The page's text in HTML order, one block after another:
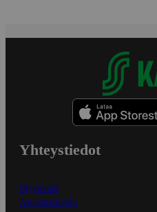
Yhteystiedot
Myymälät
Asiakaspalvelu